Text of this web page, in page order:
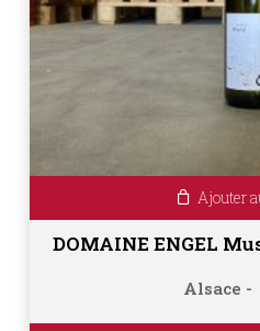
Ajouter
DOMAINE ENGEL
Alsace